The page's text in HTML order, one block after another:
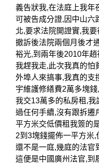
義告狀我,在法庭上我年
可被告成分證,因中山六
北,要求法院開證實,我
撤訴後法院兩個月後才
裕光,到兩年後2010年
我趕我走,此次我真的怕
外埠人來搞事,我真的支
宇維護修繕費2萬多塊
我交13萬多的私房租,
過仼何手續,沒有跟拆遷
平方米交低價租我簽的
2到3塊錢擺佈一平方米
還不是一庭,幾庭的法官
這便是中國廣州法官,到